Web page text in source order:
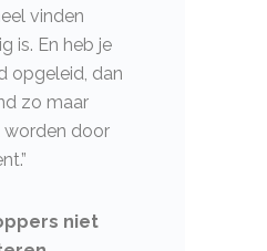
vinden
is. En heb je
opgeleid, dan
zo maar
door
niet